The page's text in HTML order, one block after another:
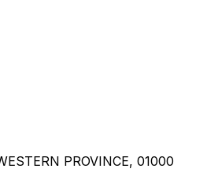
PROVINCE, 01000